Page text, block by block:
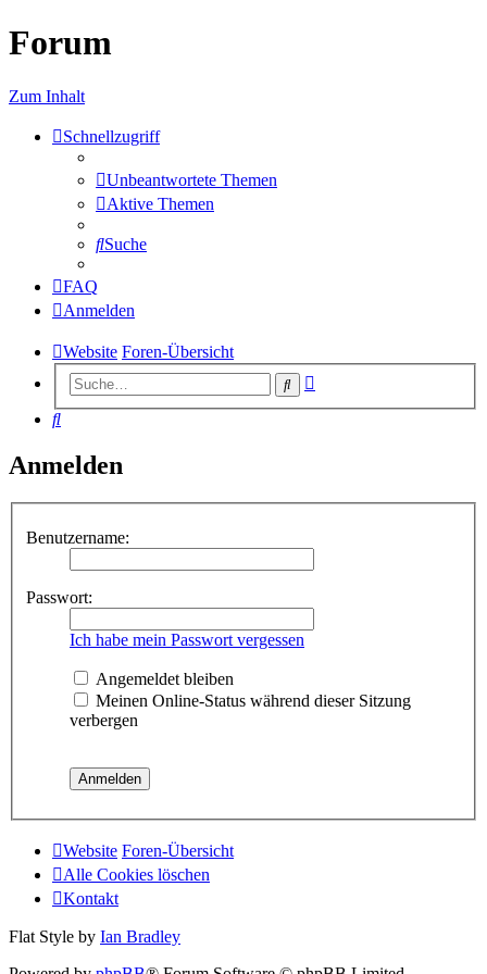
Forum
Zum Inhalt
Schnellzugriff
Unbeantwortete Themen
Aktive Themen
Suche
FAQ
Anmelden
Website Foren-Übersicht
Suche
Suche
Anmelden
Benutzername:
Passwort:
Ich habe mein Passwort vergessen
Angemeldet bleiben
Meinen Online-Status während dieser Sitzung
verbergen
Website Foren-Übersicht
Alle Cookies löschen
Kontakt
Flat Style by Ian Bradley